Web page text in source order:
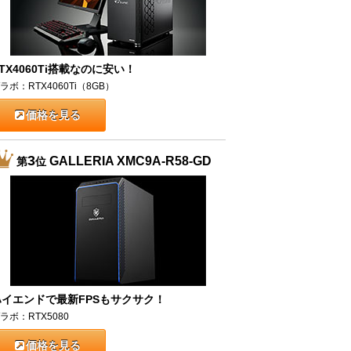
搭載なのに安い！
ボ：RTX4060Ti（8GB）
価格を見る
第3位GALLERIA XMC9A-R58-GD
エンドで最新FPSもサクサク！
ボ：RTX5080
価格を見る